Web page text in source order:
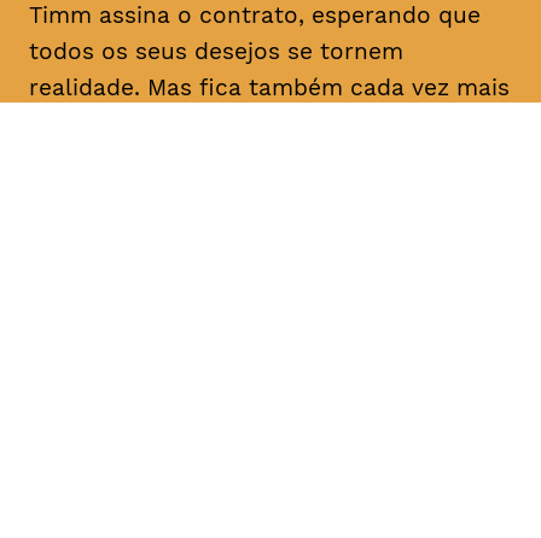
Timm assina o contrato, esperando que
todos os seus desejos se tornem
realidade. Mas fica também cada vez mais